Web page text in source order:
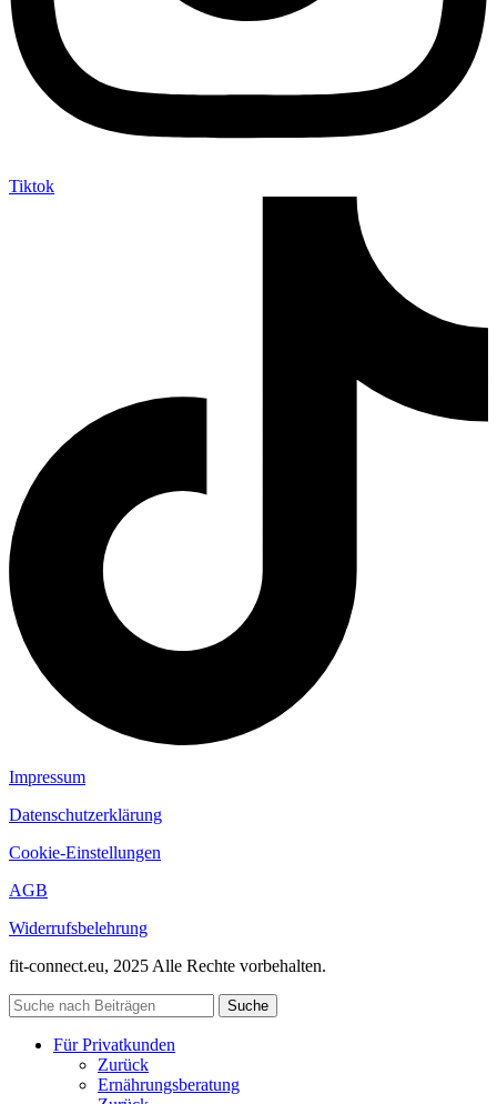
Tiktok
Impressum
Datenschutzerklärung
Cookie-Einstellungen
AGB
Widerrufsbelehrung
fit-connect.eu, 2025 Alle Rechte vorbehalten.
Suche
Für Privatkunden
Zurück
Ernährungsberatung